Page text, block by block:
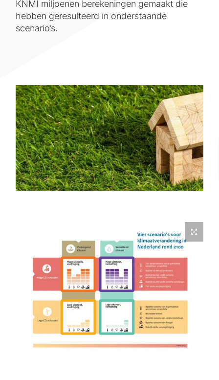
KNMI miljoenen berekeningen gemaakt die
hebben geresulteerd in onderstaande
scenario’s.